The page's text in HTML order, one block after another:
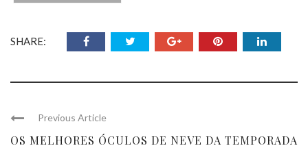
SHARE:
Previous Article
OS MELHORES ÓCULOS DE NEVE DA TEMPORADA